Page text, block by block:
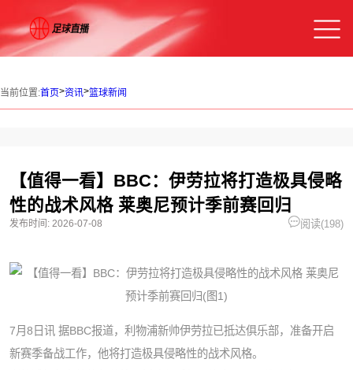
当前位置:首页>资讯>篮球新闻
【值得一看】BBC：伊劳拉将打造极具侵略
性的战术风格 莱奥尼预计季前赛回归
发布时间: 2026-07-08 阅读(198)
7月8日讯 据BBC报道，利物浦新帅伊劳拉已抵达俱乐部，准备开启
新赛季备战工作，他将打造极具侵略性的战术风格。